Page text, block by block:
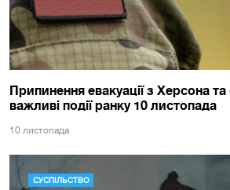
Припинення евакуації з Херсона та
важливі події ранку 10 листопада
10 листопада
СУСПІЛЬСТВО